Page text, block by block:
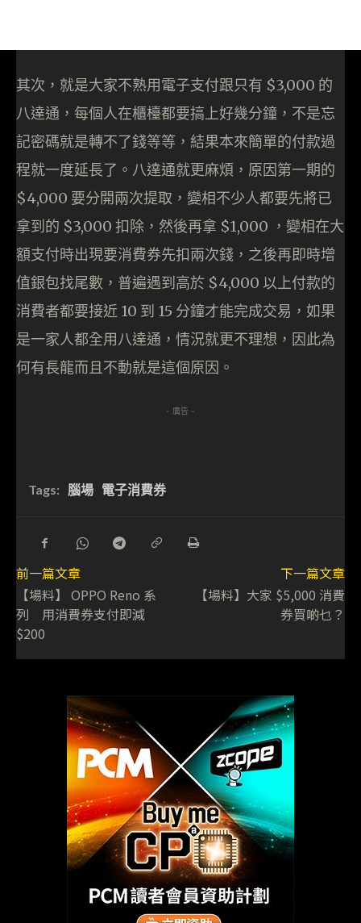
其次，就是大家不熟用電子支付跟只有 $3,000 的
八達通，每個人在櫃檯都要搞上好幾分鐘，不是忘
記密碼就是轉不了錢等等，結果本來簡單的付款過
程就一度延長了。八達通就更麻煩，原因第一期的
$4,000 要分開兩次提取，變相不少人都要先將已
拿到的 $3,000 扣除，然後再拿 $1,000 ，變相在大
額支付時出現要消費券先扣兩次錢，之後再即時增
值銀包找尾數，普遍遇到高於 $4,000 以上付款的
消費者都要接近 10 到 15 分鐘才能完成交易，如果
是一家人都全用八達通，情況就更不理想，因此為
何有長龍而且不動就是這個原因。
- 廣告 -
Tags: 腦場 電子消費券
前一篇文章
【場料】 OPPO Reno 系
列 用消費券支付即減
$200
下一篇文章
【場料】大家 $5,000 消費
券買啲乜？